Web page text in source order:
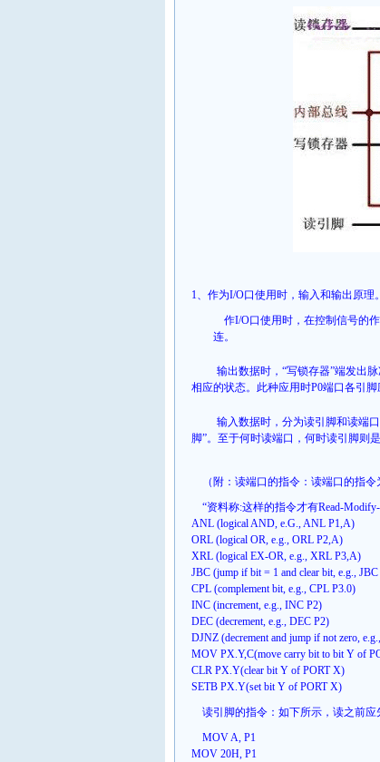
1、 作为I/O口使用时，输入和输出原理。
作I/O口使用时，在控制信号的
连。
输出数据时，“写锁存器”端发出
相应的状态。此种应用时P0端口各引脚
输入数据时，分为读引脚和读端
脚”。至于何时读端口，何时读引脚则
（附：读端口的指令：读端口的指
“资料称:这样的指令才有Read-
ANL (logical AND, e.G., ANL P1,A)
ORL (logical OR, e.g., ORL P2,A)
XRL (logical EX-OR, e.g., XRL P3,A)
JBC (jump if bit = 1 and clear bit, e.g.,
CPL (complement bit, e.g., CPL P3.0)
INC (increment, e.g., INC P2)
DEC (decrement, e.g., DEC P2)
DJNZ (decrement and jump if not zero,
MOV PX.Y,C(move carry bit to bit Y of
CLR PX.Y(clear bit Y of PORT X)
SETB PX.Y(set bit Y of PORT X)
读引脚的指令：如下所示，读之前应
MOV A, P1
MOV 20H, P1